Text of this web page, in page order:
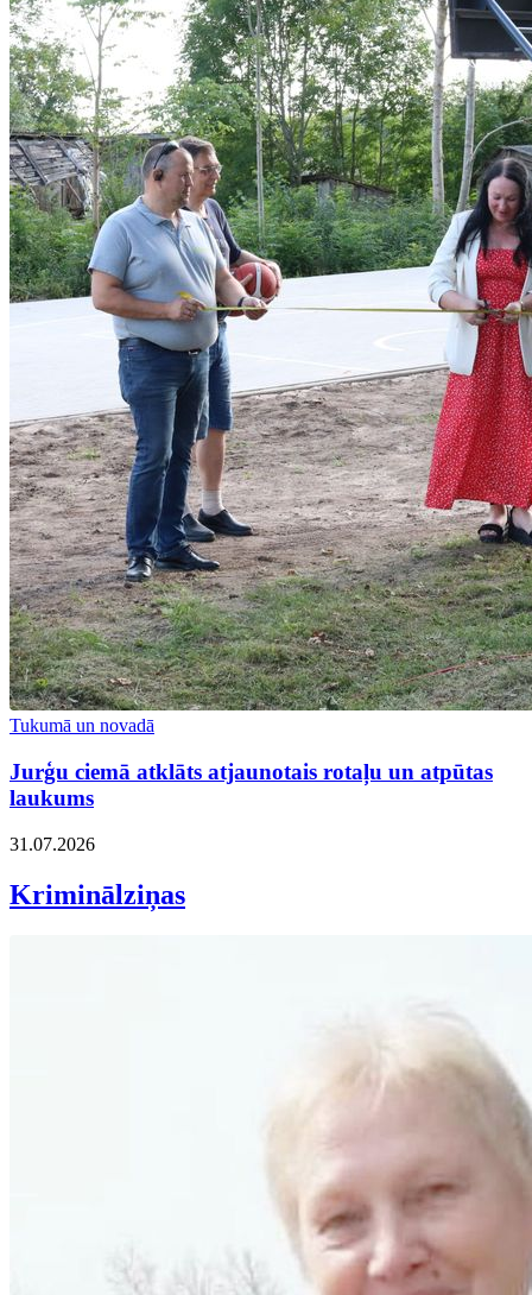
Tukumā un novadā
Jurģu ciemā atklāts atjaunotais rotaļu un atpūtas
laukums
31.07.2026
Kriminālziņas